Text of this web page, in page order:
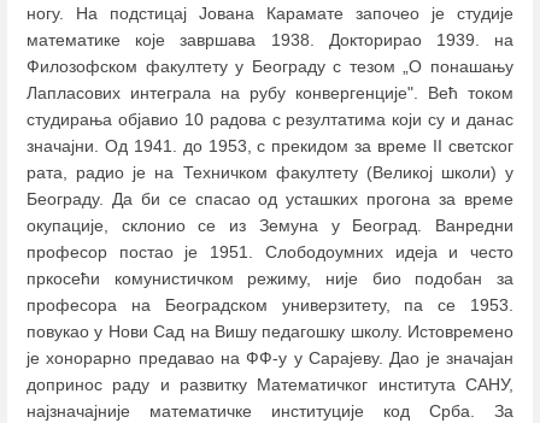
ногу. На подстицај Јована Карамате започео је студије
математике које завршава 1938. Докторирао 1939. на
Филозофском факултету у Београду с тезом „О понашању
Лапласових интеграла на рубу конвергенције". Већ током
студирања објавио 10 радова с резултатима који су и данас
значајни. Од 1941. до 1953, с прекидом за време II светског
рата, радио је на Техничком факултету (Великој школи) у
Београду. Да би се спасао од усташких прогона за време
окупације, склонио се из Земуна у Београд. Ванредни
професор постао је 1951. Слободоумних идеја и често
пркосећи комунистичком режиму, није био подобан за
професора на Београдском универзитету, па се 1953.
повукао у Нови Сад на Вишу педагошку школу. Истовремено
је хонорарно предавао на ФФ-у у Сарајеву. Дао је значајан
допринос раду и развитку Математичког института САНУ,
најзначајније математичке институције код Срба. За